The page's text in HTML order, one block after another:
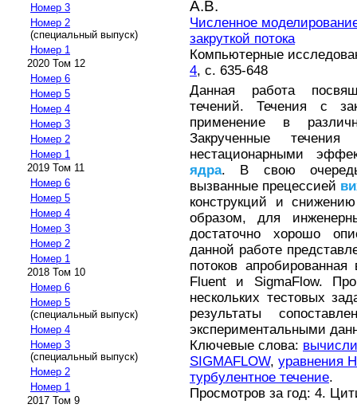
Номер 3
Номер 2
(специальный выпуск)
Номер 1
2020 Том 12
Номер 6
Номер 5
Номер 4
Номер 3
Номер 2
Номер 1
2019 Том 11
Номер 6
Номер 5
Номер 4
Номер 3
Номер 2
Номер 1
2018 Том 10
Номер 6
Номер 5
(специальный выпуск)
Номер 4
Номер 3
(специальный выпуск)
Номер 2
Номер 1
2017 Том 9
А.В.
Численное
закруткой потока
Компьютерные
4, с. 635-648
Данная работа
течений. Течения с
применение в
Закрученные
нестационарными
ядра. В свою очередь
вызванные прецессией
конструкций и
образом, для
достаточно хорошо
данной работе
потоков
Fluent и SigmaFlow.
нескольких тестовых
результаты
экспериментальными
Ключевые слова:
SIGMAFLOW, уравнения
турбулентное течение.
Просмотров за год: 4.